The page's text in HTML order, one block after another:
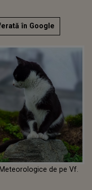
în Google
de pe Vf.